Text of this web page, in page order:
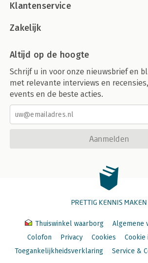
Klantenservice
Zakelijk
Altijd op de hoogte
Schrijf u in voor onze nieuwsbrief en
met relevante interviews en
events en de beste acties.
Aanmelden
PRETTIG KENNIS MAKEN
Thuiswinkel waarborg
Algemene
Colofon
Privacy Cookies
Toegankelijkheidsverklaring
Service &